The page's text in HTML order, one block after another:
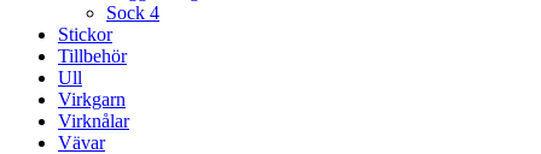
Sock 4
Stickor
Tillbehör
Ull
Virkgarn
Virknålar
Vävar